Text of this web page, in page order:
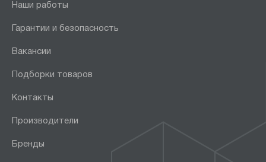
Наши работы
Гарантии и безопасность
Вакансии
Подборки товаров
Контакты
Производители
Бренды